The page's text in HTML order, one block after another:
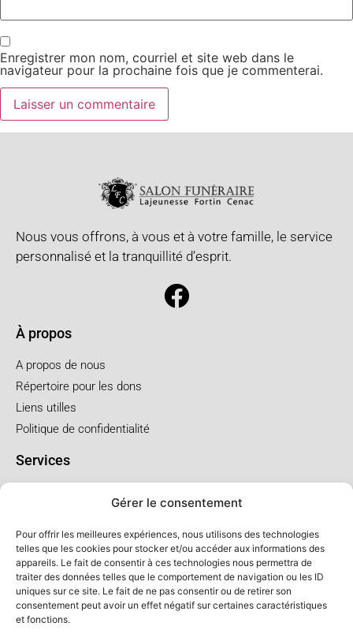
Gérer le consentement
Pour offrir les meilleures expériences, nous utilisons des technologies
telles que les cookies pour stocker et/ou accéder aux informations des
appareils. Le fait de consentir à ces technologies nous permettra de
traiter des données telles que le comportement de navigation ou les ID
uniques sur ce site. Le fait de ne pas consentir ou de retirer son
consentement peut avoir un effet négatif sur certaines caractéristiques
et fonctions.
Enregistrer mon nom, courriel et site web dans le
navigateur pour la prochaine fois que je commenterai.
Nous vous offrons, à vous et à votre famille, le service
personnalisé et la tranquillité d’esprit.
À propos
A propos de nous
Répertoire pour les dons
Liens utilles
Politique de confidentialité
Services
Funérailles au salon
Forfaits et prix
Forfait crémation
Forfait service à l'église